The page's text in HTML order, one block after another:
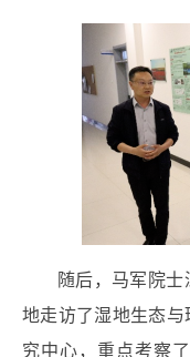
随后，马军院
地走访了湿地生态
究中心，重点考察